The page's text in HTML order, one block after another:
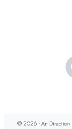
© 2026 - Art Direction